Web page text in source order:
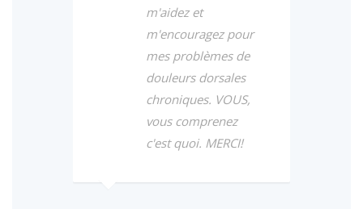
m'aidez et
m'encouragez pour
mes problèmes de
douleurs dorsales
chroniques. VOUS,
vous comprenez
c'est quoi. MERCI!